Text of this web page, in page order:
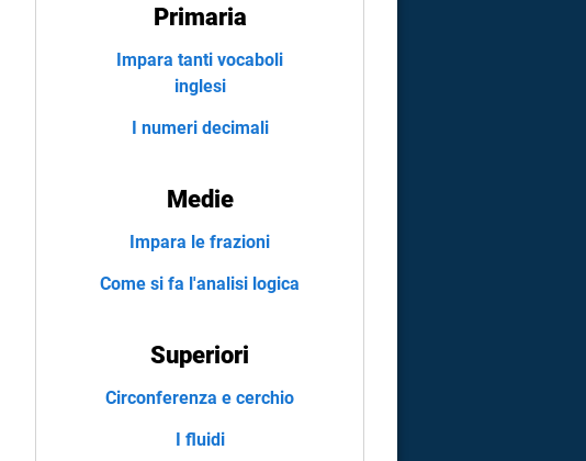
Primaria
Impara tanti vocaboli
inglesi
I numeri decimali
Medie
Impara le frazioni
Come si fa l'analisi logica
Superiori
Circonferenza e cerchio
I fluidi